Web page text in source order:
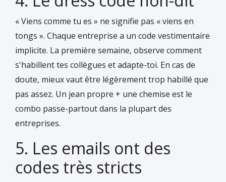
« Viens comme tu es » ne signifie pas « viens en
tongs ». Chaque entreprise a un code vestimentaire
implicite. La première semaine, observe comment
s'habillent tes collègues et adapte-toi. En cas de
doute, mieux vaut être légèrement trop habillé que
pas assez. Un jean propre + une chemise est le
combo passe-partout dans la plupart des
entreprises.
5. Les emails ont des
codes très stricts